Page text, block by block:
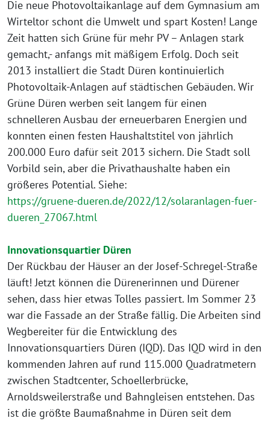
Die neue Photovoltaikanlage auf dem Gymnasium am
Wirteltor schont die Umwelt und spart Kosten! Lange
Zeit hatten sich Grüne für mehr PV – Anlagen stark
gemacht,- anfangs mit mäßigem Erfolg. Doch seit
2013 installiert die Stadt Düren kontinuierlich
Photovoltaik-Anlagen auf städtischen Gebäuden. Wir
Grüne Düren werben seit langem für einen
schnelleren Ausbau der erneuerbaren Energien und
konnten einen festen Haushaltstitel von jährlich
200.000 Euro dafür seit 2013 sichern. Die Stadt soll
Vorbild sein, aber die Privathaushalte haben ein
größeres Potential. Siehe:
https://gruene-dueren.de/2022/12/solaranlagen-fuer-
dueren_27067.html
Innovationsquartier Düren
Der Rückbau der Häuser an der Josef-Schregel-Straße
läuft! Jetzt können die Dürenerinnen und Dürener
sehen, dass hier etwas Tolles passiert. Im Sommer 23
war die Fassade an der Straße fällig. Die Arbeiten sind
Wegbereiter für die Entwicklung des
Innovationsquartiers Düren (IQD). Das IQD wird in den
kommenden Jahren auf rund 115.000 Quadratmetern
zwischen Stadtcenter, Schoellerbrücke,
Arnoldsweilerstraße und Bahngleisen entstehen. Das
ist die größte Baumaßnahme in Düren seit dem